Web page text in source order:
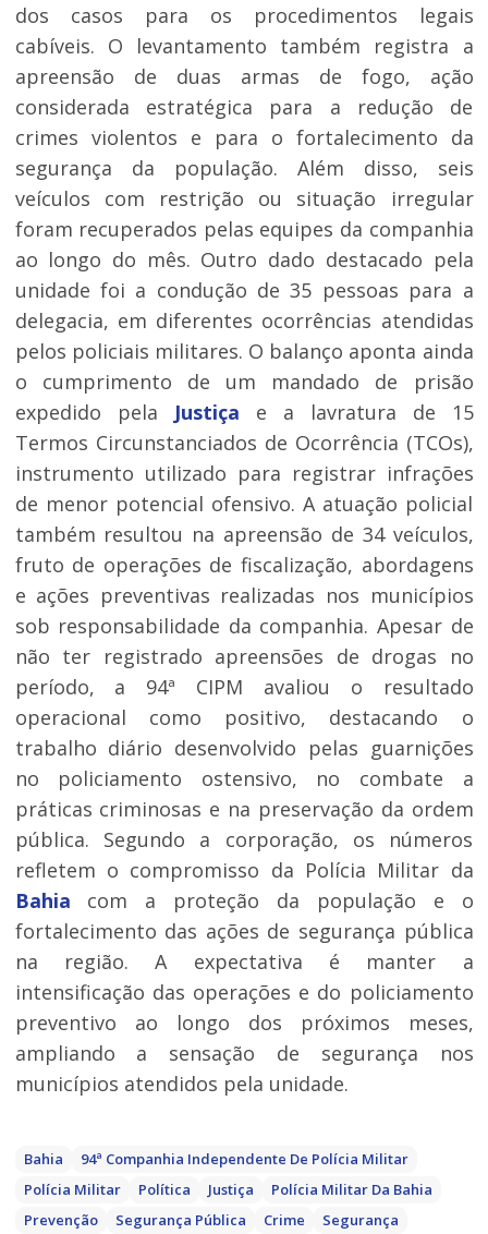
dos casos para os procedimentos legais
cabíveis. O levantamento também registra a
apreensão de duas armas de fogo, ação
considerada estratégica para a redução de
crimes violentos e para o fortalecimento da
segurança da população. Além disso, seis
veículos com restrição ou situação irregular
foram recuperados pelas equipes da companhia
ao longo do mês. Outro dado destacado pela
unidade foi a condução de 35 pessoas para a
delegacia, em diferentes ocorrências atendidas
pelos policiais militares. O balanço aponta ainda
o cumprimento de um mandado de prisão
expedido pela
Justiça e a lavratura de 15
Termos Circunstanciados de Ocorrência (TCOs),
instrumento utilizado para registrar infrações
de menor potencial ofensivo. A atuação policial
também resultou na apreensão de 34 veículos,
fruto de operações de fiscalização, abordagens
e ações preventivas realizadas nos municípios
sob responsabilidade da companhia. Apesar de
não ter registrado apreensões de drogas no
período, a 94ª CIPM avaliou o resultado
operacional como positivo, destacando o
trabalho diário desenvolvido pelas guarnições
no policiamento ostensivo, no combate a
práticas criminosas e na preservação da ordem
pública. Segundo a corporação, os números
refletem o compromisso da Polícia Militar da
Bahia com a proteção da população e o
fortalecimento das ações de segurança pública
na região. A expectativa é manter a
intensificação das operações e do policiamento
preventivo ao longo dos próximos meses,
ampliando a sensação de segurança nos
municípios atendidos pela unidade.
Bahia
94ª Companhia Independente De Polícia Militar
Polícia Militar
Política Justiça
Polícia Militar Da Bahia
Prevenção
Segurança Pública Crime Segurança